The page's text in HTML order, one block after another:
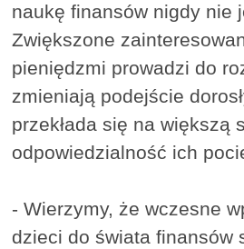
naukę finansów nigdy nie
Zwiększone
pieniędzmi prowadzi do
zmieniają podejście
przekłada się na większą
odpowiedzialność ich
​- Wierzymy, że wczesne
dzieci do świata finansów